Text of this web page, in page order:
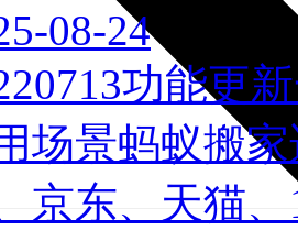
08-24
功能更
场景蚂蚁搬
京东、天猫